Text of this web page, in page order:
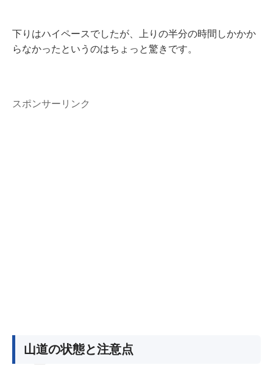
下りはハイペースでしたが、上りの半分の時間しかかか
らなかったというのはちょっと驚きです。
スポンサーリンク
山道の状態と注意点